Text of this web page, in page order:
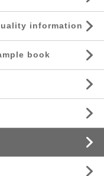
information
book